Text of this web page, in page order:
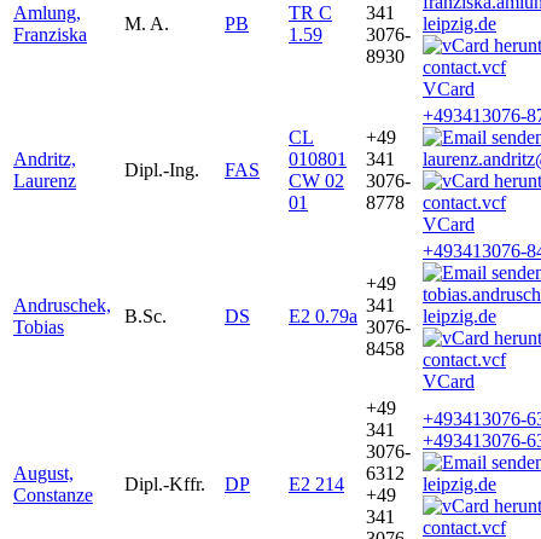
Amlung,
Franziska
M. A. PB
TR C
1.59
341
3076-
8930
leipzig.de
VCard
Andritz,
Laurenz
Dipl.-Ing. FAS
CL
010801
CW 02
01
+49
341
3076-
8778
+493413076-
VCard
Andruschek,
Tobias
B.Sc. DS E2 0.79a
+49
341
3076-
8458
+493413076-
leipzig.de
VCard
August,
Constanze
Dipl.-Kffr. DP E2 214
+49
341
3076-
6312
+49
341
+493413076-
+493413076-
leipzig.de